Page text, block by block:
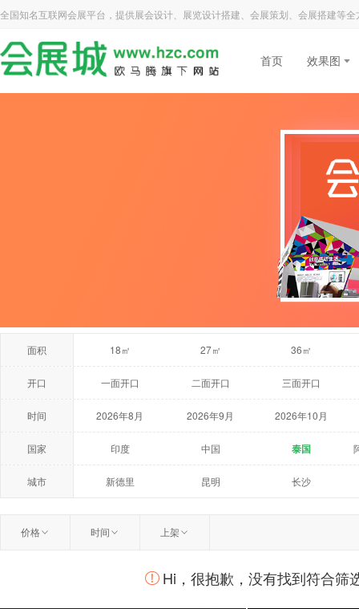
全国知名互联网会展平台，提供展会设计、展览设计搭建、会展策划、会展搭建等
首页 效果图
面积 18㎡ 27㎡ 36㎡
开口 一面开口 二面开口 三面开口
时间 2026年8月 2026年9月 2026年10月
2027年5月 2027年6月 2027年7月
国家 印度 中国 泰国
荷兰 美国 澳大利亚
城市 新德里 昆明 长沙
价格 时间 上架
Hi，很抱歉，没有找到符合筛